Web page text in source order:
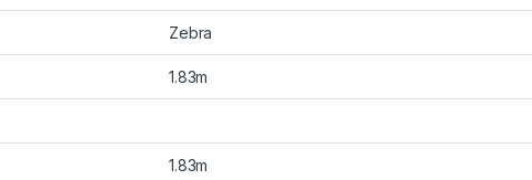
Zebra
1.83m
1.83m